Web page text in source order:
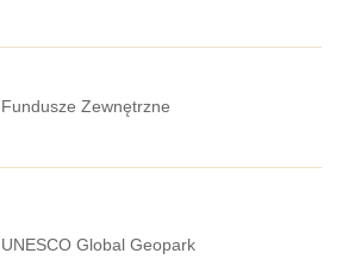
Fundusze Zewnętrzne
UNESCO Global Geopark